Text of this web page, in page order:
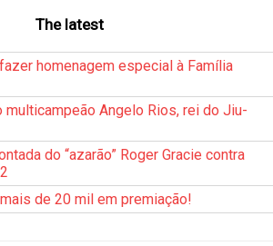
The latest
homenagem especial à Família
multicampeão Angelo Rios, rei do Jiu-
do “azarão” Roger Gracie contra
de 20 mil em premiação!